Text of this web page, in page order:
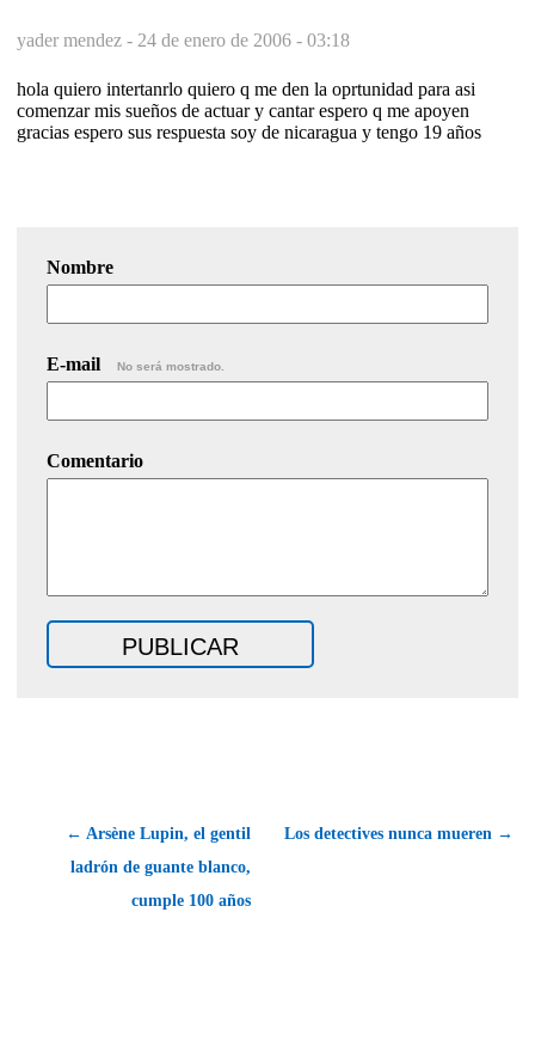
yader mendez - 24 de enero de 2006 - 03:18
hola quiero intertanrlo quiero q me den la oprtunidad para asi
comenzar mis sueños de actuar y cantar espero q me apoyen
gracias espero sus respuesta soy de nicaragua y tengo 19 años
Nombre
E-mail No será mostrado.
Comentario
← Arsène Lupin, el gentil
ladrón de guante blanco,
cumple 100 años
Los detectives nunca mueren →